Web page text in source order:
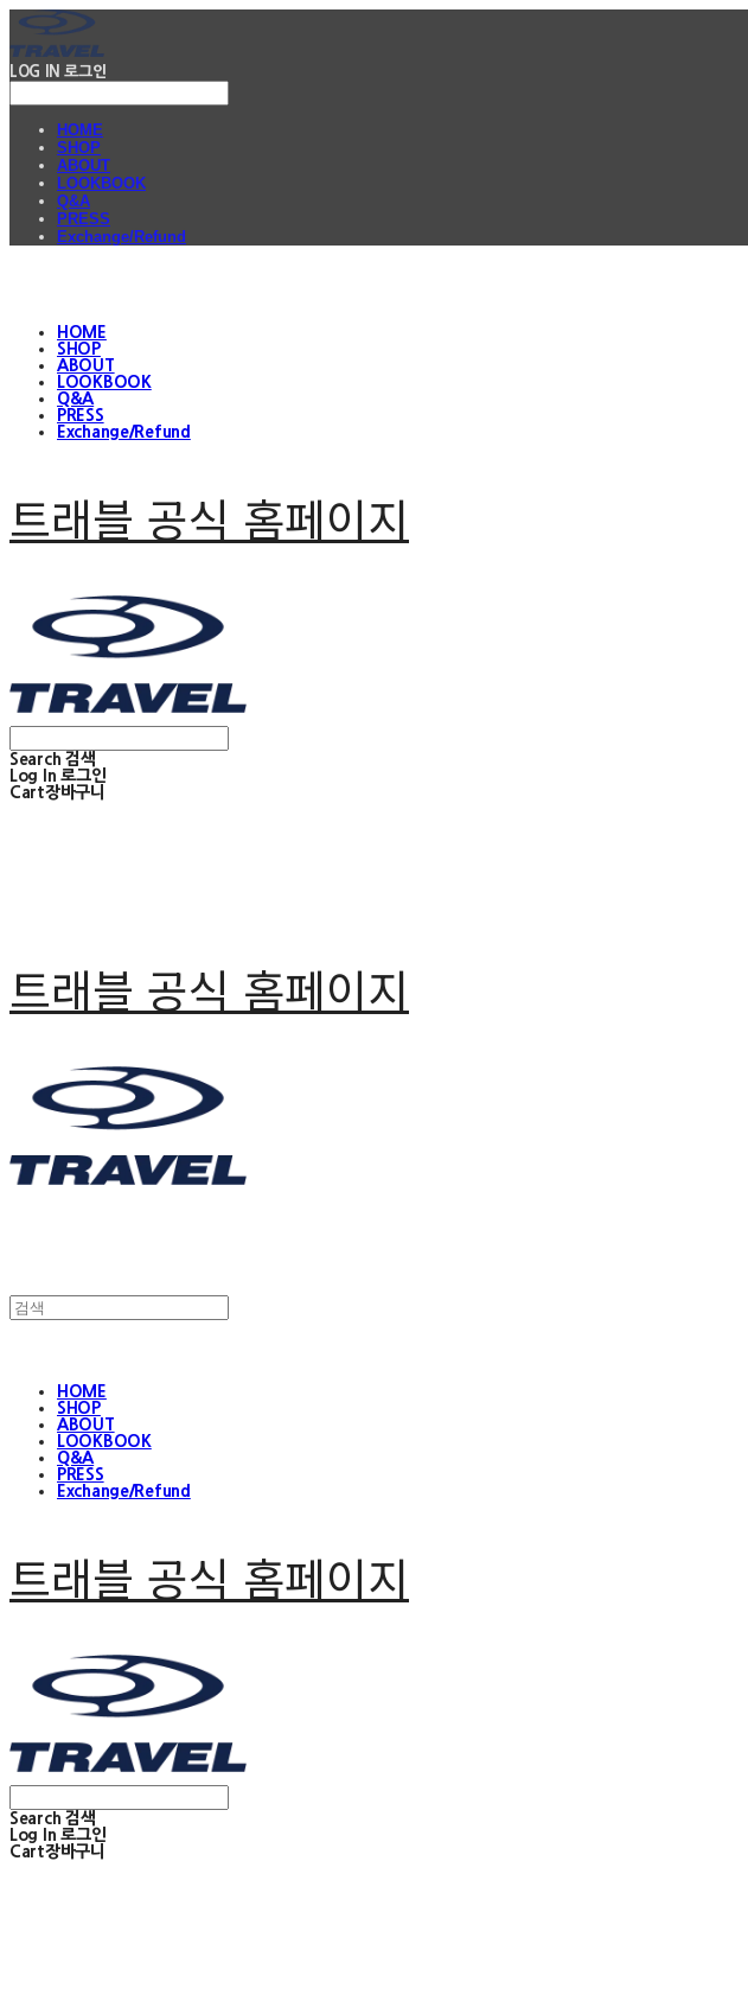
LOG IN 로그인
HOME
SHOP
ABOUT
LOOKBOOK
Q&A
PRESS
Exchange/Refund
HOME
SHOP
ABOUT
LOOKBOOK
Q&A
PRESS
Exchange/Refund
트래블 공식 홈페이지
Search 검색
Log In 로그인
Cart장바구니
트래블 공식 홈페이지
HOME
SHOP
ABOUT
LOOKBOOK
Q&A
PRESS
Exchange/Refund
트래블 공식 홈페이지
Search 검색
Log In 로그인
Cart장바구니